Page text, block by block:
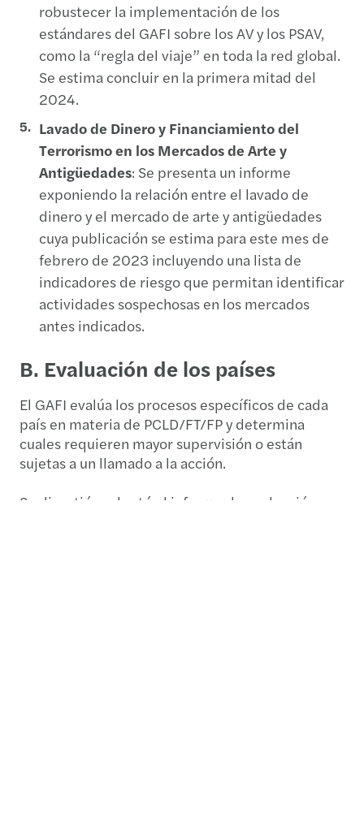
robustecer la implementación de los
estándares del GAFI sobre los AV y los PSAV,
como la “regla del viaje” en toda la red global.
Se estima concluir en la primera mitad del
2024.
Lavado de Dinero y Financiamiento del
Terrorismo en los Mercados de Arte y
Antigüedades: Se presenta un informe
exponiendo la relación entre el lavado de
dinero y el mercado de arte y antigüedades
cuya publicación se estima para este mes de
febrero de 2023 incluyendo una lista de
indicadores de riesgo que permitan identificar
actividades sospechosas en los mercados
antes indicados.
B. Evaluación de los países
El GAFI evalúa los procesos específicos de cada
país en materia de PCLD/FT/FP y determina
cuales requieren mayor supervisión o están
sujetas a un llamado a la acción.
Se discutió y adoptó el informe de evaluación